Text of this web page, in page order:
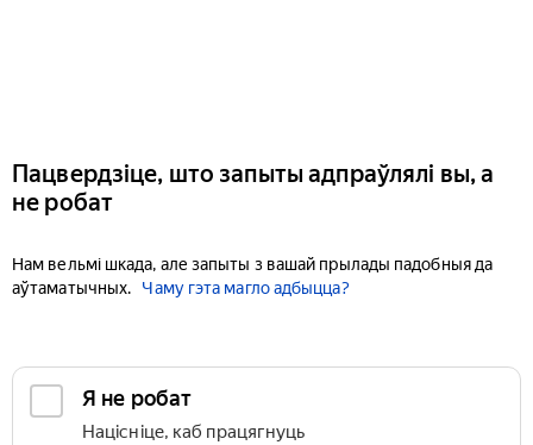
Пацвердзіце, што запыты адпраўлялі вы, а
не робат
Нам вельмі шкада, але запыты з вашай прылады падобныя да
аўтаматычных.
Чаму гэта магло адбыцца?
Я не робат
Націсніце, каб працягнуць